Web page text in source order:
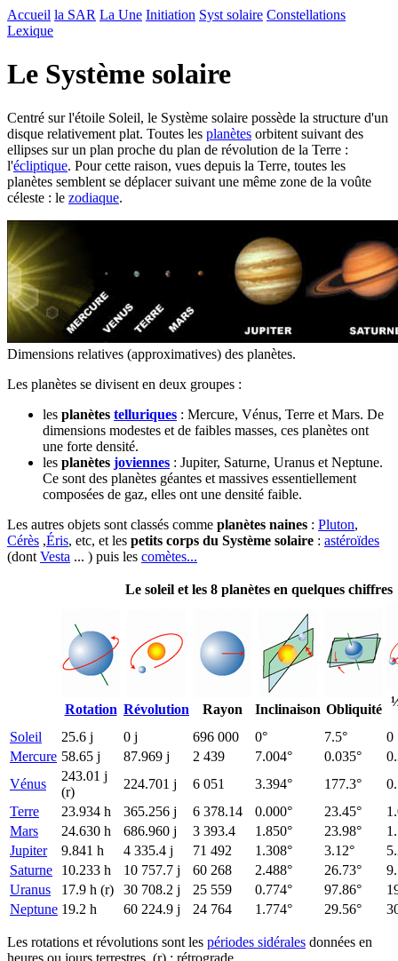
Accueil la SAR La Une Initiation Syst solaire Constellations
Lexique
Le Système solaire
Centré sur l'étoile Soleil, le Système solaire possède la structure d'un
disque relativement plat. Toutes les planètes orbitent suivant des
ellipses sur un plan proche du plan de révolution de la Terre :
l'écliptique. Pour cette raison, vues depuis la Terre, toutes les
planètes semblent se déplacer suivant une même zone de la voûte
céleste : le zodiaque.
Dimensions relatives (approximatives) des planètes.
Les planètes se divisent en deux groupes :
les planètes telluriques : Mercure, Vénus, Terre et Mars. De
dimensions modestes et de faibles masses, ces planètes ont
une forte densité.
les planètes joviennes : Jupiter, Saturne, Uranus et Neptune.
Ce sont des planètes géantes et massives essentiellement
composées de gaz, elles ont une densité faible.
Les autres objets sont classés comme planètes naines : Pluton,
Cérès ,Éris, etc, et les petits corps du Système solaire : astéroïdes
(dont Vesta ... ) puis les comètes...
Le soleil et les 8 planètes en quelques chiffres
Rotation Révolution Rayon Inclinaison Obliquité
Soleil 25.6 j 0 j 696 000 0° 7.5°
0
Mercure 58.65 j 87.969 j 2 439 7.004° 0.035°
Vénus
243.01 j
(r)
224.701 j 6 051 3.394° 177.3°
Terre
23.934 h 365.256 j 6 378.14 0.000° 23.45°
Mars
24.630 h 686.960 j 3 393.4 1.850° 23.98°
Jupiter
9.841 h 4 335.4 j 71 492 1.308° 3.12°
Saturne
10.233 h 10 757.7 j 60 268 2.488° 26.73°
Uranus
17.9 h (r) 30 708.2 j 25 559 0.774° 97.86°
Neptune 19.2 h 60 224.9 j 24 764 1.774° 29.56°
Les rotations et révolutions sont les périodes sidérales données en
heures ou jours terrestres, (r) : rétrograde.